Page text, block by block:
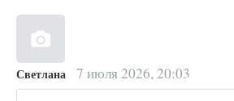
Светлана 7 июля 2026, 20:03